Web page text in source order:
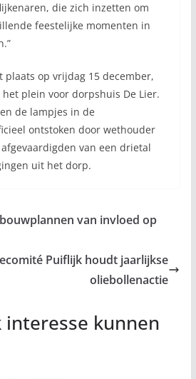
die zich inzetten om
feestelijke momenten in
plaats op vrijdag 15 december,
plein voor dorpshuis De Lier.
de lampjes in de
ontstoken door wethouder
van een drietal
uit het dorp.
van invloed op
Puiflijk houdt jaarlijkse
oliebollenactie
interesse kunnen